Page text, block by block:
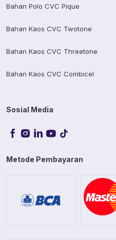
Bahan Polo CVC Pique
Bahan Kaos CVC Twotone
Bahan Kaos CVC Threetone
Bahan Kaos CVC Combicel
Sosial Media
Metode Pembayaran